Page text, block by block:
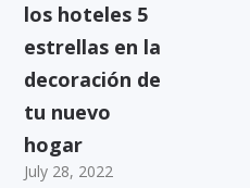
los hoteles 5
estrellas en la
decoración de
tu nuevo
hogar
July 28, 2022